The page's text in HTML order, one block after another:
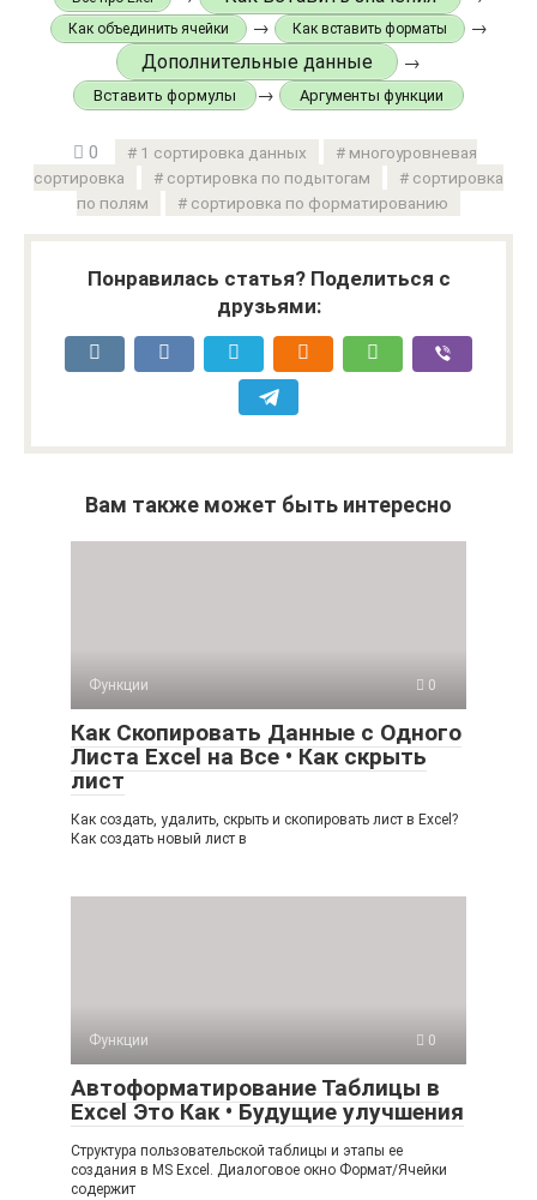
Как объединить ячейки → Как вставить форматы →
Дополнительные данные →
Вставить формулы → Аргументы функции
0 1 сортировка данных
многоуровневая
сортировка
сортировка по подытогам
сортировка
по полям
сортировка по форматированию
Понравилась статья? Поделиться с
друзьями:
Вам также может быть интересно
Функции 0
Как Скопировать Данные с Одного
Листа Excel на Все • Как скрыть
лист
Как создать, удалить, скрыть и скопировать лист в Excel?
Как создать новый лист в
Функции 0
Автоформатирование Таблицы в
Excel Это Как • Будущие улучшения
Структура пользовательской таблицы и этапы ее
создания в MS Excel. Диалоговое окно Формат/Ячейки
содержит